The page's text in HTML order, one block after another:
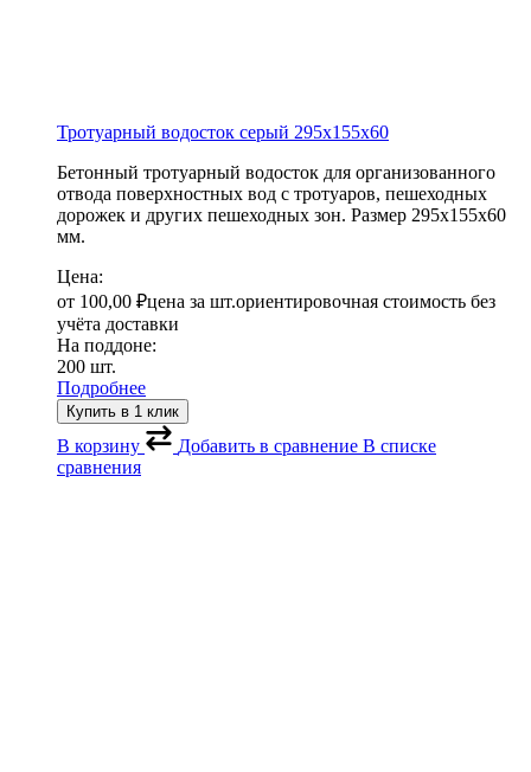
Тротуарный водосток серый 295х155х60
Бетонный тротуарный водосток для организованного
отвода поверхностных вод с тротуаров, пешеходных
дорожек и других пешеходных зон. Размер 295х155х60
мм.
Цена:
от 100,00 ₽цена за шт.ориентировочная стоимость без
учёта доставки
На поддоне:
200 шт.
Подробнее
Купить в 1 клик
В корзину Добавить в сравнение В списке
сравнения